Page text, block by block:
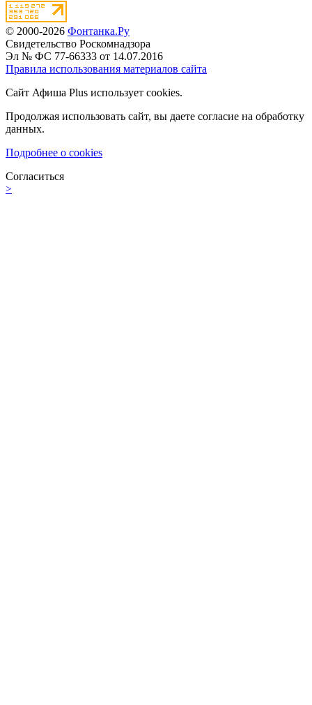
© 2000-2026 Фонтанка.Ру
Свидетельство Роскомнадзора
Эл № ФС 77-66333 от 14.07.2016
Правила использования материалов сайта
Сайт Афиша Plus использует cookies.
Продолжая использовать сайт, вы даете согласие на обработку
данных.
Подробнее о cookies
Согласиться
>